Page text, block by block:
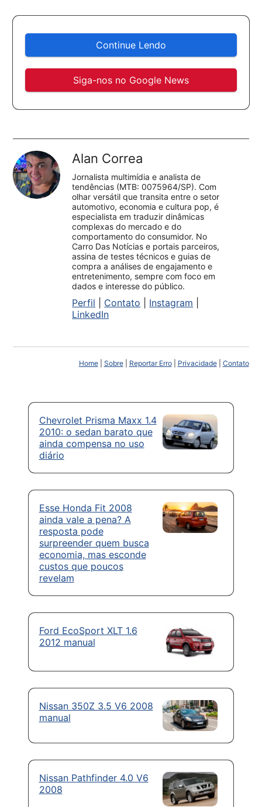
Continue Lendo
Siga-nos no Google News
Alan Correa
Jornalista multimídia e analista de
tendências (MTB: 0075964/SP). Com
olhar versátil que transita entre o setor
automotivo, economia e cultura pop, é
especialista em traduzir dinâmicas
complexas do mercado e do
comportamento do consumidor. No
Carro Das Notícias e portais parceiros,
assina de testes técnicos e guias de
compra a análises de engajamento e
entretenimento, sempre com foco em
dados e interesse do público.
Perfil Contato Instagram
LinkedIn
Home| Sobre| Reportar Erro| Privacidade| Contato
Chevrolet Prisma Maxx 1.4
2010: o sedan barato que
ainda compensa no uso
diário
Esse Honda Fit 2008
ainda vale a pena? A
resposta pode
surpreender quem busca
economia, mas esconde
custos que poucos
revelam
Ford EcoSport XLT 1.6
2012 manual
Nissan 350Z 3.5 V6 2008
manual
Nissan Pathfinder 4.0 V6
2008